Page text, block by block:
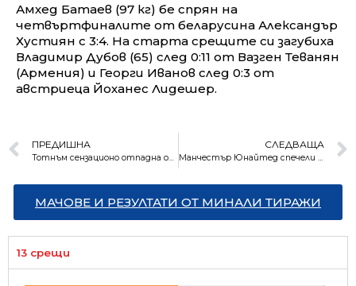
Амхед Батаев (97 кг) бе спрян на
четвъртфиналите от беларусина Александър
Хустиян с 3:4. На старта срещите си загубиха
Владимир Дубов (65) след 0:11 от Вазген Теванян
(Армения) и Георги Иванов след 0:3 от
австриеца Йоханес Лидешер.
ПРЕДИШНА
Тотнъм сензационо отпадна от Лига Европа след драма в Загреб
СЛЕДВАЩА
Манчестър Юнайтед спечели голямата битка с Милан в Лига Европа
МАЧОВЕ И РЕЗУЛТАТИ ОТ МИНАЛИ ТИРАЖИ
13 срещи